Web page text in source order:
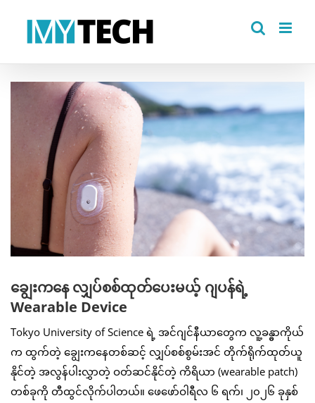
ချွေးကနေ လျှပ်စစ်ထုတ်ပေးမယ့် ဂျပန်ရဲ့
Wearable Device
Tokyo University of Science ရဲ့ အင်ဂျင်နီယာတွေက လူ့ခန္ဓာကိုယ်
က ထွက်တဲ့ ချွေးကနေတစ်ဆင့် လျှပ်စစ်စွမ်းအင် တိုက်ရိုက်ထုတ်ယူ
နိုင်တဲ့ အလွန်ပါးလွှာတဲ့ ဝတ်ဆင်နိုင်တဲ့ ကိရိယာ (wearable patch)
တစ်ခုကို တီထွင်လိုက်ပါတယ်။ ဖေဖော်ဝါရီလ ၆ ရက်၊ ၂၀၂၆ ခုနှစ်